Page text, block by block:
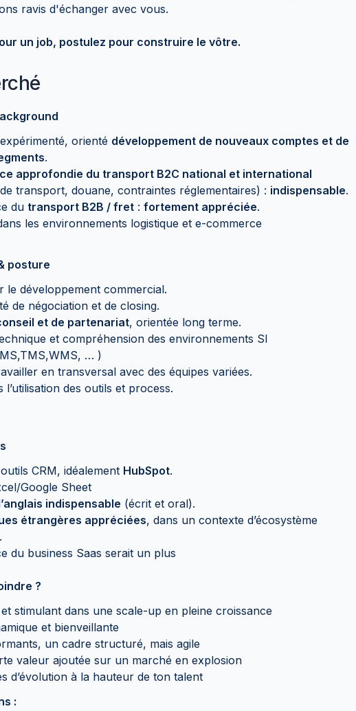
ravis d'échanger avec vous.
un job, postulez pour construire le vôtre.
orienté développement de nouveaux comptes et de
.
approfondie du transport B2C national et international
transport, douane, contraintes réglementaires) : indispensable.
du transport B2B / fret : fortement appréciée.
les environnements logistique et e-commerce
posture
le développement commercial.
de négociation et de closing.
et de partenariat, orientée long terme.
et compréhension des environnements SI
… )
en transversal avec des équipes variées.
l’utilisation des outils et process.
CRM, idéalement HubSpot.
Google Sheet
indispensable (écrit et oral).
étrangères appréciées, dans un contexte d’écosystème
du business Saas serait un plus
?
stimulant dans une scale-up en pleine croissance
et bienveillante
un cadre structuré, mais agile
valeur ajoutée sur un marché en explosion
d’évolution à la hauteur de ton talent
: